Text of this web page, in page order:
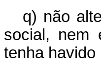
q) não
social, nem
tenha